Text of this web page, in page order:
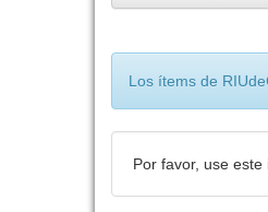
Los ítems de
Por favor, use